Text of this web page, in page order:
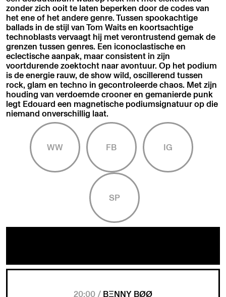
zonder zich ooit te laten beperken door de codes van
het ene of het andere genre. Tussen spookachtige
ballads in de stijl van Tom Waits en koortsachtige
technoblasts vervaagt hij met verontrustend gemak de
grenzen tussen genres. Een iconoclastische en
eclectische aanpak, maar consistent in zijn
voortdurende zoektocht naar avontuur. Op het podium
is de energie rauw, de show wild, oscillerend tussen
rock, glam en techno in gecontroleerde chaos. Met zijn
houding van verdoemde crooner en gemanierde punk
legt Edouard een magnetische podiumsignatuur op die
niemand onverschillig laat.
WW FB IG
SP
20:00 / BΞNNY BØØ